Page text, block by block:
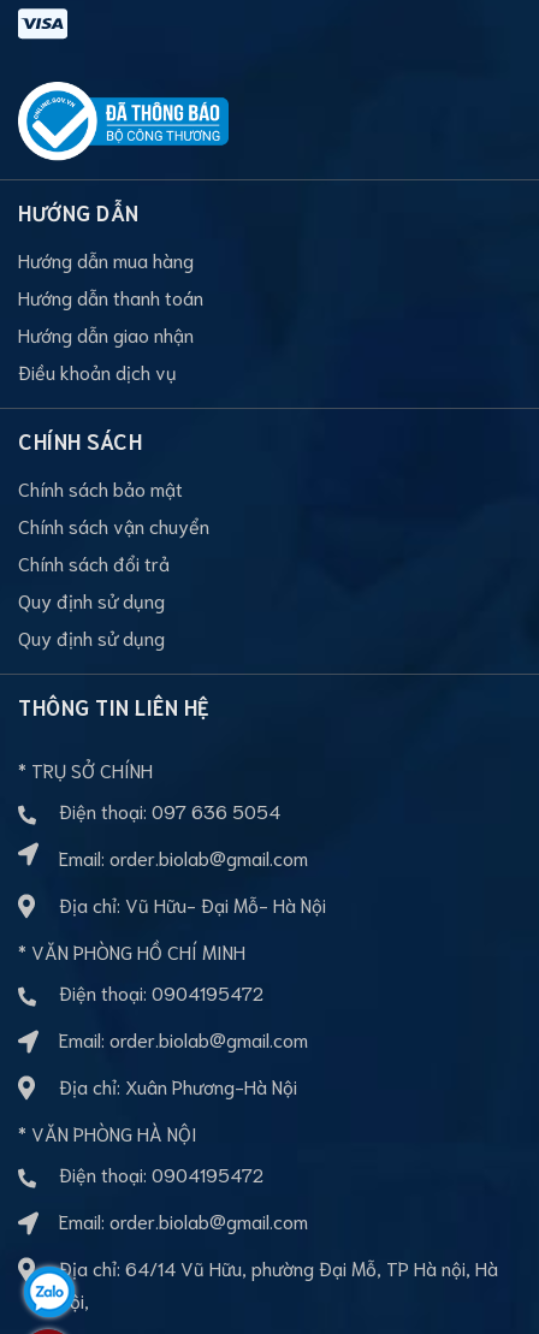
HƯỚNG DẪN
Hướng dẫn mua hàng
Hướng dẫn thanh toán
Hướng dẫn giao nhận
Điều khoản dịch vụ
CHÍNH SÁCH
Chính sách bảo mật
Chính sách vận chuyển
Chính sách đổi trả
Quy định sử dụng
Quy định sử dụng
THÔNG TIN LIÊN HỆ
* TRỤ SỞ CHÍNH
Điện thoại: 097 636 5054
Email: order.biolab@gmail.com
Địa chỉ: Vũ Hữu- Đại Mỗ- Hà Nội
* VĂN PHÒNG HỒ CHÍ MINH
Điện thoại: 0904195472
Email: order.biolab@gmail.com
Địa chỉ: Xuân Phương-Hà Nội
* VĂN PHÒNG HÀ NỘI
Điện thoại: 0904195472
Email: order.biolab@gmail.com
Địa chỉ: 64/14 Vũ Hữu, phường Đại Mỗ, TP Hà nội, Hà
Nội,